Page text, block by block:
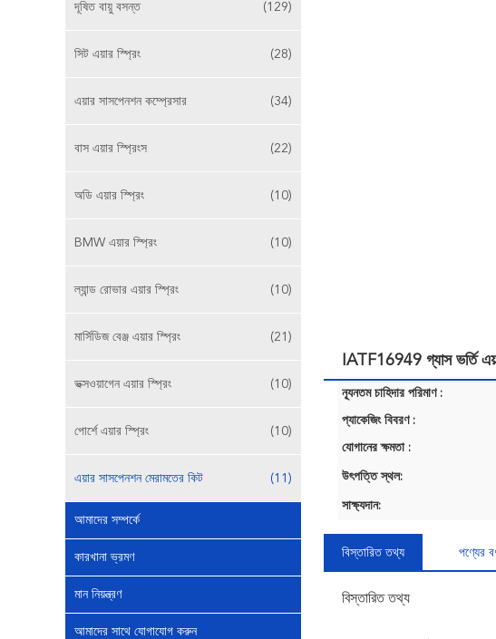
দূষিত বায়ু বসন্ত (129)
সিট এয়ার স্প্রিং (28)
এয়ার সাসপেনশন কম্প্রেসার (34)
বাস এয়ার স্প্রিংস (22)
অডি এয়ার স্প্রিং (10)
BMW এয়ার স্প্রিং (10)
ল্যান্ড রোভার এয়ার স্প্রিং (10)
মার্সিডিজ বেঞ্জ এয়ার স্প্রিং (21)
ভক্সওয়াগেন এয়ার স্প্রিং (10)
পোর্শে এয়ার স্প্রিং (10)
এয়ার সাসপেনশন মেরামতের কিট (11)
আমাদের সম্পর্কে
কারখানা ভ্রমণ
মান নিয়ন্ত্রণ
আমাদের সাথে যোগাযোগ করুন
IATF16949 গ্যাস ভর্তি
ন্যূনতম চাহিদার পরিমাণ :
প্যাকেজিং বিবরণ :
যোগানের ক্ষমতা :
উৎপত্তি স্থল:
সাক্ষ্যদান:
বিস্তারিত তথ্য পণ্যের
বিস্তারিত তথ্য